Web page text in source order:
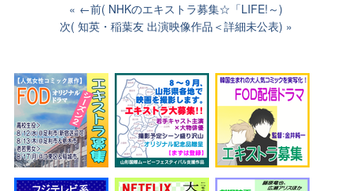
←前( NHKのエキストラ募集☆「LIFE!～)
次( 知英・稲葉友 出演映像作品＜詳細未公表)